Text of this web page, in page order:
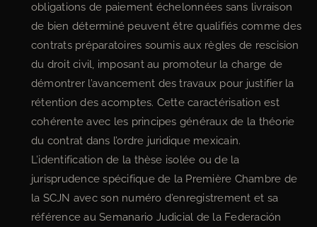
obligations de paiement échelonnées sans livraison
de bien déterminé peuvent être qualifiés comme des
contrats préparatoires soumis aux règles de rescision
du droit civil, imposant au promoteur la charge de
démontrer l’avancement des travaux pour justifier la
rétention des acomptes. Cette caractérisation est
cohérente avec les principes généraux de la théorie
du contrat dans l’ordre juridique mexicain.
L’identification de la thèse isolée ou de la
jurisprudence spécifique de la Première Chambre de
la SCJN avec son numéro d’enregistrement et sa
référence au Semanario Judicial de la Federación